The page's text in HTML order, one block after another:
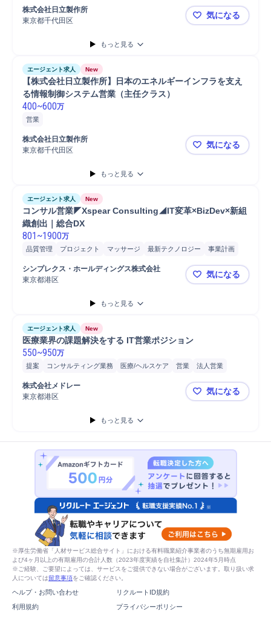
営業
分析 コンサルタント
株式会社日立製作所
東京都千代田区
【日立製作
気になる
もっと見る
エージェント求人 New
【株式会社日立製作所】日本のエネルギーインフラを支え
る情報制御システム営業（主任クラス）
400~600万
営業
株式会社日立製作所
東京都千代田区
【株式会社
気になる
もっと見る
エージェント求人 New
コンサル営業◤Xspear Consulting◢IT変革×BizDev×新組
織創出｜総合DX
801 ~1900万
品質管理 プロジェクト マッサージ 最新テクノロジー
事業計画
新規事業
マネジメント
分析
営業
ボディケア/マッサージ
シンプレクス・ホールディングス株式会社
東京都港区
コンサル営
気になる
もっと見る
エージェント求人 New
医療業界の課題解決をする IT営業ポジション
550~950万
提案 コンサルティング業務 医療/ヘルスケア 営業 法人営業
株式会社メドレー
東京都港区
医療業界の
気になる
もっと見る
※厚生労働省「人材サービス総合サイト」における有料職業紹介事業者のうち無期雇用お
よび4ヶ月以上の有期雇用の合計人数（2023年度実績を自社集計）2024年5月時点
※ご経験、ご要望によっては、サービスをご提供できない場合がございます。取り扱い求
人については留意事項をご確認ください。
ヘルプ・お問い合わせ
リクルートID規約
利用規約
プライバシーポリシー